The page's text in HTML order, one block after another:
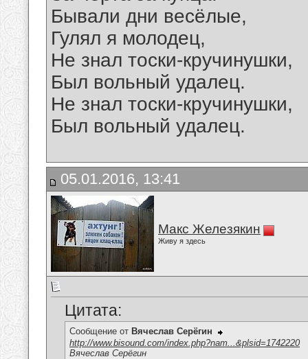
Бывали дни весёлые,
Гулял я молодец,
Не знал тоски-кручинушки,
Был вольный удалец.
Не знал тоски-кручинушки,
Был вольный удалец.
05.01.2016, 13:41
Макс Железякин
Живу я здесь
Цитата:
Сообщение от Вячеслав Серёгин
http://www.bisound.com/index.php?nam...&plsid=1742220
Вячеслав Серёгин